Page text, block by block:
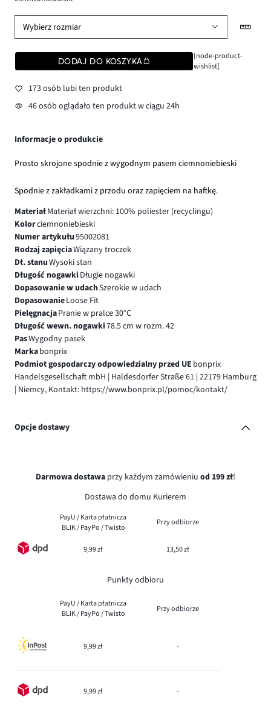
Wybierz rozmiar
DODAJ DO KOSZYKA
[node-product-
wishlist]
173 osób lubi ten produkt
46 osób oglądało ten produkt w ciągu 24h
Informacje o produkcie
Prosto skrojone spodnie z wygodnym pasem ciemnoniebieski
Spodnie z zakładkami z przodu oraz zapięciem na haftkę.
MateriałMateriał wierzchni: 100% poliester (recyclingu)
Kolorciemnoniebieski
Numer artykułu95002081
Rodzaj zapięciaWiązany troczek
Dł. stanuWysoki stan
Długość nogawki Długie nogawki
Dopasowanie w udachSzerokie w udach
DopasowanieLoose Fit
PielęgnacjaPranie w pralce 30°C
Długość wewn. nogawki78.5 cm w rozm. 42
PasWygodny pasek
Markabonprix
Podmiot gospodarczy odpowiedzialny przed UE bonprix
Handelsgesellschaft mbH | Haldesdorfer Straße 61 | 22179 Hamburg
| Niemcy, Kontakt: https://www.bonprix.pl/pomoc/kontakt/
Opcje dostawy
Darmowa dostawa przy każdym zamówieniu od 199 zł!
Dostawa do domu Kurierem
PayU / Karta płatnicza
BLIK / PayPo / Twisto
Przy odbiorze
9,99 zł 13,50 zł
Punkty odbioru
PayU / Karta płatnicza
BLIK / PayPo / Twisto
Przy odbiorze
9,99 zł -
9,99 zł -